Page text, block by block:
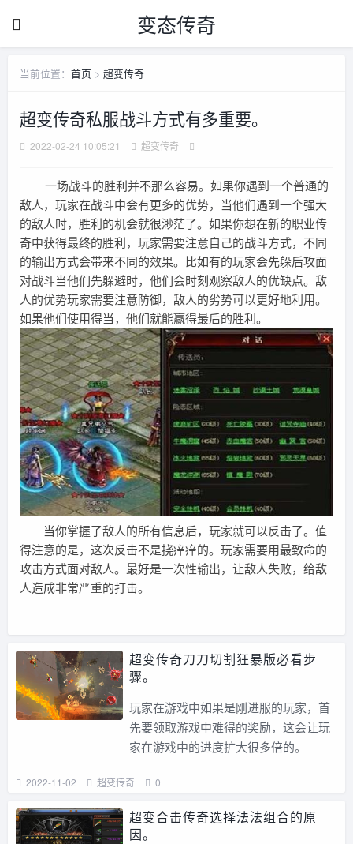
变态传奇
当前位置： 首页 > 超变传奇
超变传奇私服战斗方式有多重要。
2022-02-24 10:05:21 超变传奇
一场战斗的胜利并不那么容易。如果你遇到一个普通的
敌人，玩家在战斗中会有更多的优势，当他们遇到一个强大
的敌人时，胜利的机会就很渺茫了。如果你想在新的职业传
奇中获得最终的胜利，玩家需要注意自己的战斗方式，不同
的输出方式会带来不同的效果。比如有的玩家会先躲后攻面
对战斗当他们先躲避时，他们会时刻观察敌人的优缺点。敌
人的优势玩家需要注意防御，敌人的劣势可以更好地利用。
如果他们使用得当，他们就能赢得最后的胜利。
当你掌握了敌人的所有信息后，玩家就可以反击了。值
得注意的是，这次反击不是挠痒痒的。玩家需要用最致命的
攻击方式面对敌人。最好是一次性输出，让敌人失败，给敌
人造成非常严重的打击。
超变传奇刀刀切割狂暴版必看步
骤。
玩家在游戏中如果是刚进服的玩家，首
先要领取游戏中难得的奖励，这会让玩
家在游戏中的进度扩大很多倍的。
2022-11-02 超变传奇 0
超变合击传奇选择法法组合的原
因。